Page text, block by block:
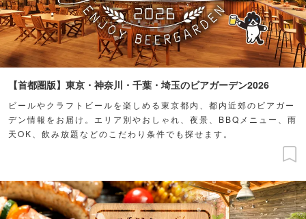
【首都圏版】東京・神奈川・千葉・埼玉のビアガーデン2026
ビールやクラフトビールを楽しめる東京都内、都内近郊のビアガー
デン情報をお届け。エリア別やおしゃれ、夜景、BBQメニュー、雨
天OK、飲み放題などのこだわり条件でも探せます。